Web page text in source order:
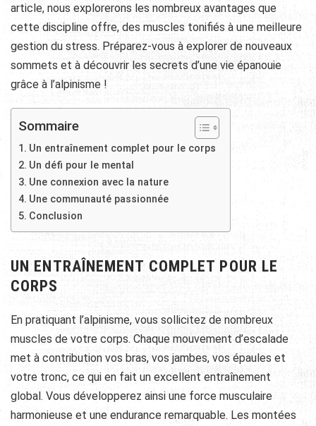
article, nous explorerons les nombreux avantages que
cette discipline offre, des muscles tonifiés à une meilleure
gestion du stress. Préparez-vous à explorer de nouveaux
sommets et à découvrir les secrets d’une vie épanouie
grâce à l’alpinisme !
Sommaire
Un entraînement complet pour le corps
Un défi pour le mental
Une connexion avec la nature
Une communauté passionnée
Conclusion
UN ENTRAÎNEMENT COMPLET POUR LE
CORPS
En pratiquant l’alpinisme, vous sollicitez de nombreux
muscles de votre corps. Chaque mouvement d’escalade
met à contribution vos bras, vos jambes, vos épaules et
votre tronc, ce qui en fait un excellent entraînement
global. Vous développerez ainsi une force musculaire
harmonieuse et une endurance remarquable. Les montées